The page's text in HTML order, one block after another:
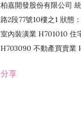
柏嘉開發股份有限公司
路2段77號10樓之1 狀態
室內裝潢業 H701010 住
H703090 不動產買賣業
分享